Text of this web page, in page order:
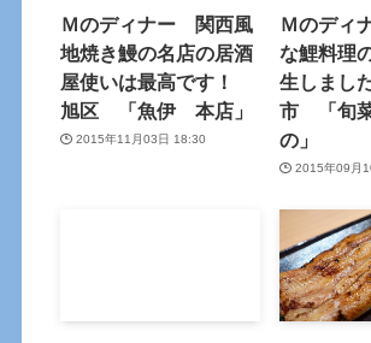
Ｍのディナー 関西風
地焼き鰻の名店の居酒
屋使いは最高です！
旭区 「魚伊 本店」
2015年11月03日 18:30
Ｍのディ
な鯉料理
生しまし
市 「旬
の」
2015年09月